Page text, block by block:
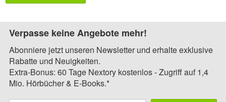
Verpasse keine Angebote mehr!
Abonniere jetzt unseren Newsletter und erhalte exklusive
Rabatte und Neuigkeiten.
Extra-Bonus: 60 Tage Nextory kostenlos - Zugriff auf 1,4
Mio. Hörbücher & E-Books.*